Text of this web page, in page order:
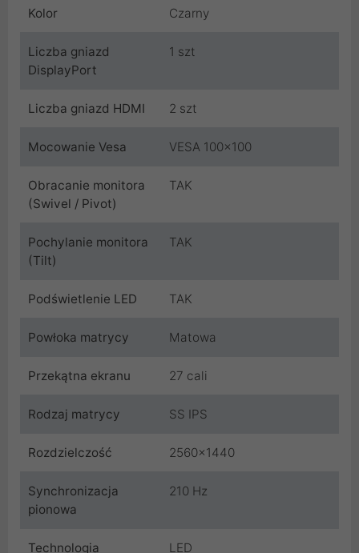
Kolor Czarny
Liczba gniazd
DisplayPort
1 szt
Liczba gniazd HDMI 2 szt
Mocowanie Vesa VESA 100x100
Obracanie monitora
(Swivel / Pivot)
TAK
Pochylanie monitora
(Tilt)
TAK
Podświetlenie LED TAK
Powłoka matrycy Matowa
Przekątna ekranu 27 cali
Rodzaj matrycy SS IPS
Rozdzielczość 2560x1440
Synchronizacja
pionowa
210 Hz
Technologia LED